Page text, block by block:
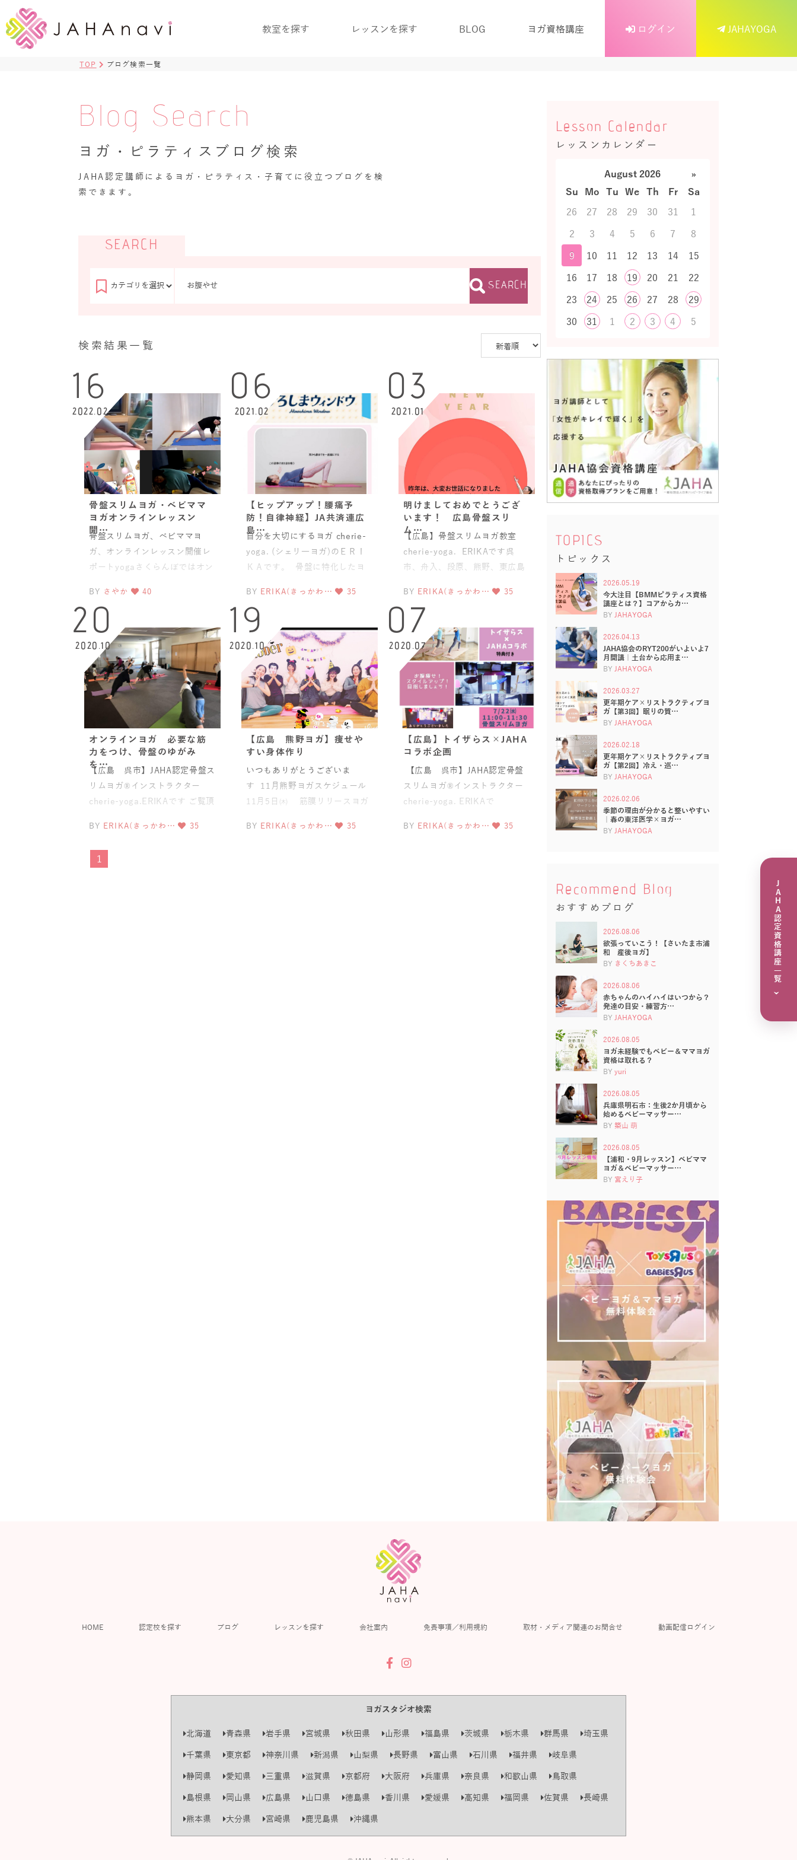
教室を探す レッスンを探す BLOG ヨガ資格講座 ログイン JAHAYOGA
TOP ブログ検索一覧
Blog Search
ヨガ・ピラティスブログ検索
JAHA認定講師によるヨガ・ピラティス・子育てに役立つブログを検
索できます。
SEARCH
SEARCH
検索結果一覧
16
2022.02
骨盤スリムヨガ・ベビママ
ヨガオンラインレッスン
開…
骨盤スリムヨガ、ベビママヨ
ガ、オンラインレッスン開催レ
ポートyogaさくらんぼではオン
ベビーヨガ、ママヨガ、産後
BY さやか 40
06
2021.02
【ヒップアップ！腰痛予
防！自律神経】JA共済連広
島…
自分を大切にするヨガ cherie-
yoga. (シェリ―ヨガ)のＥＲＩ
ＫＡです。 骨盤に特化したヨ
BY ERIKA(きっかわ… 35
03
2021.01
明けましておめでとうござ
います！ 広島骨盤スリ
ム…
【広島】骨盤スリムヨガ教室
cherie-yoga. ERIKAです呉
市、舟入、段原、熊野、東広島
だい
BY ERIKA(きっかわ… 35
20
2020.10
オンラインヨガ 必要な筋
力をつけ、骨盤のゆがみ
を…
【広島 呉市】JAHA認定骨盤ス
リムヨガ®インストラクター
cherie-yoga.ERIKAです ご覧頂
BY ERIKA(きっかわ… 35
19
2020.10
【広島 熊野ヨガ】痩せや
すい身体作り
いつもありがとうございま
す 11月熊野ヨガスケジュール
11月5日㈭ 筋膜リリースヨガ
BY ERIKA(きっかわ… 35
07
2020.07
【広島】トイザらス×JAHA
コラボ企画
【広島 呉市】JAHA認定骨盤
スリムヨガ®インストラクター
cherie-yoga. ERIKAで
BY ERIKA(きっかわ… 35
1
Lesson Calendar
レッスンカレンダー
August 2026
»
Su
Mo Tu We Th Fr
Sa
26
27 28 29 30 31
1
2
3 4 5 6 7
8
9
10 11 12 13 14
15
16
17 18 19 20 21
22
23
24 25 26 27 28
29
30
31 1 2 3 4 5
TOPICS
トピックス
2026.05.19
今大注目【BMMピラティス資格
講座とは？】コアからカ…
BY JAHAYOGA
2026.04.13
JAHA協会のRYT200がいよいよ7
月開講｜土台から応用ま…
BY JAHAYOGA
2026.03.27
更年期ケア×リストラクティブヨ
ガ【第3回】眠りの質…
BY JAHAYOGA
2026.02.18
更年期ケア×リストラクティブヨ
ガ【第2回】冷え・巡…
BY JAHAYOGA
2026.02.06
季節の理由が分かると整いやすい
｜春の東洋医学×ヨガ…
BY JAHAYOGA
Recommend Blog
おすすめブログ
2026.08.06
欲張っていこう！【さいたま市浦
和 産後ヨガ】
BY きくちあきこ
2026.08.06
赤ちゃんのハイハイはいつから？
発達の目安・練習方…
BY JAHAYOGA
2026.08.05
ヨガ未経験でもベビー＆ママヨガ
資格は取れる？
BY yuri
2026.08.05
兵庫県明石市：生後2か月頃から
始めるベビーマッサー…
BY 築山 萌
2026.08.05
【浦和・9月レッスン】ベビママ
ヨガ＆ベビーマッサー…
BY 宮えり子
HOME 認定校を探す ブログ レッスンを探す 会社案内 免責事項／利用規約 取材・メディア関連のお問合せ 動画配信ログイン
ヨガスタジオ検索
北海道 青森県 岩手県 宮城県 秋田県 山形県 福島県 茨城県 栃木県 群馬県
埼玉県
千葉県
東京都 神奈川県 新潟県 山梨県 長野県 富山県 石川県 福井県
岐阜県
静岡県
愛知県 三重県 滋賀県 京都府 大阪府 兵庫県 奈良県 和歌山県
鳥取県
島根県
岡山県 広島県 山口県 徳島県 香川県 愛媛県 高知県 福岡県 佐賀県
長崎県
熊本県
大分県 宮崎県 鹿児島県 沖縄県
JAHA認定資格講座一覧
›